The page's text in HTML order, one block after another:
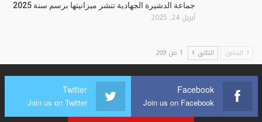
جماعة الدشيرة الجهادية تنشر ميزانيتها برسم سنة 2025
أبريل 24, 2025
السابق التالي 1 من 209
Facebook
Join us on Facebook
Twitter
Join us on Twitter